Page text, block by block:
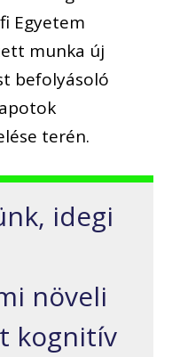
Egyetem
munka új
befolyásoló
terén.
idegi
növeli
kognitív